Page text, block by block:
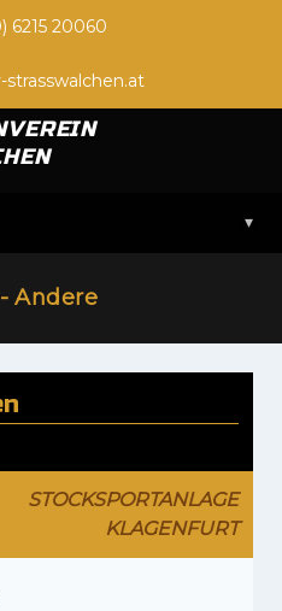
6215 20060
strasswalchen.at
▾
Andere
STOCKSPORTANLAGE
KLAGENFURT